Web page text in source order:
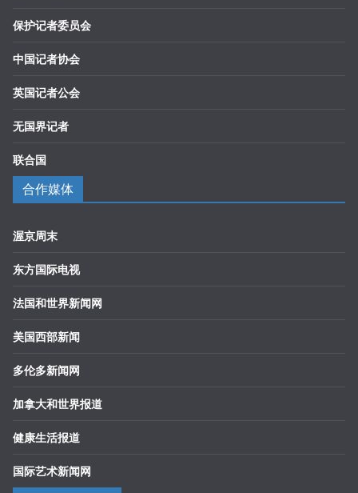
保护记者委员会
中国记者协会
英国记者公会
无国界记者
联合国
合作媒体
渥京周末
东方国际电视
法国和世界新闻网
美国西部新闻
多伦多新闻网
加拿大和世界报道
健康生活报道
国际艺术新闻网